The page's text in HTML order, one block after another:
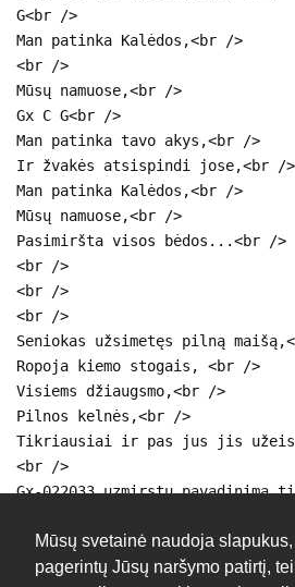
Mūsų svetainė naudoja slapukus,
pagerintų Jūsų naršymo patirtį,
G<br />
Man patinka Kalėdos,<br />
<br />
Mūsų namuose,<br />
Gx C G<br />
Man patinka tavo akys,<br />
Ir žvakės atsispindi jose,<br />
Man patinka Kalėdos,<br />
Mūsų namuose,<br />
Pasimiršta visos bėdos...<br />
<br />
<br />
<br />
Seniokas užsimetęs pilną
Ropoja kiemo stogais, <br />
Visiems džiaugsmo,<br />
Pilnos kelnės,<br />
Tikriausiai ir pas jus jis
<br />
Gx-022033 uzmirstu pavadinima